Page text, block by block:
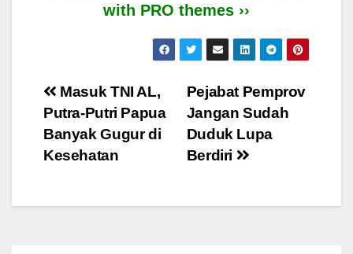
with PRO themes ››
Post
navigation
Pejabat Pemprov
Jangan Sudah
Duduk Lupa
Berdiri
Masuk TNI AL,
Putra-Putri Papua
Banyak Gugur di
Kesehatan